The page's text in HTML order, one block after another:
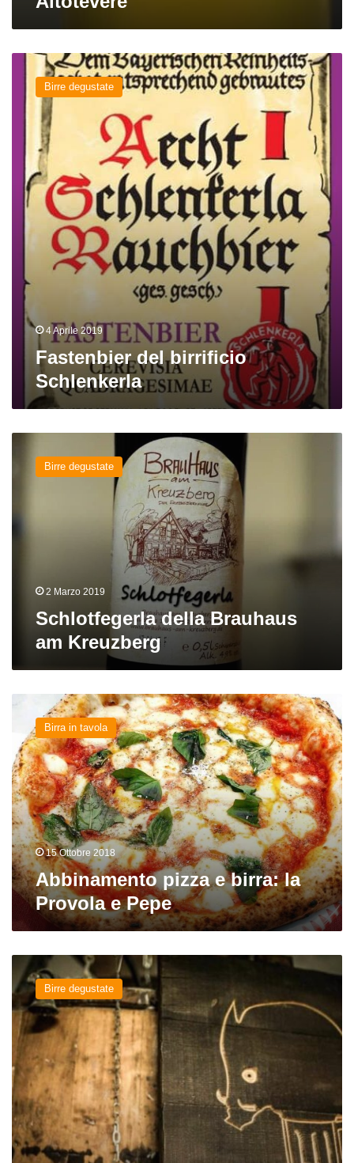
Fastenbier
birrificio
Schlenkerla
Birre degustate
4 Aprile 2019
Fastenbier del birrificio
Schlenkerla
Brauhaus
Birre degustate
2 Marzo 2019
Schlotfegerla della Brauhaus
am Kreuzberg
Abbinamento
birra:
la
Provola
e
Pepe
Birra in tavola
15 Ottobre 2018
Abbinamento pizza e birra: la
Provola e Pepe
Scau
del
birrificio
Altavia
Birre degustate